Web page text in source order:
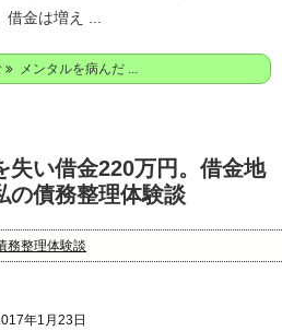
借金は増え ...
メンタルを病んだ ...
失い借金220万円。借金地
の債務整理体験談
務整理体験談
年1月23日